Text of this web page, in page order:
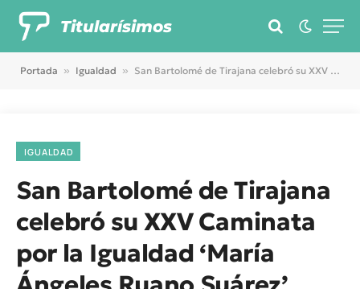
Titularísimos
Portada » Igualdad » San Bartolomé de Tirajana celebró su XXV Caminata por la Igualdad ‘María Ángeles Ruano Suárez’
IGUALDAD
San Bartolomé de Tirajana
celebró su XXV Caminata
por la Igualdad ‘María